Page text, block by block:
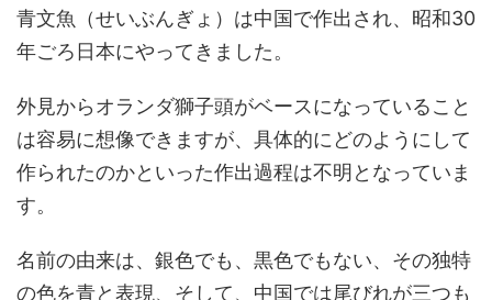
青文魚（せいぶんぎょ）は中国で作出され、昭和30
年ごろ日本にやってきました。
外見からオランダ獅子頭がベースになっていること
は容易に想像できますが、具体的にどのようにして
作られたのかといった作出過程は不明となっていま
す。
名前の由来は、銀色でも、黒色でもない、その独特
の色を青と表現、そして、中国では尾びれが三つも